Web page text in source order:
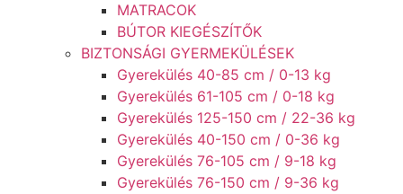
MATRACOK
BÚTOR KIEGÉSZÍTŐK
BIZTONSÁGI GYERMEKÜLÉSEK
Gyerekülés 40-85 cm / 0-13 kg
Gyerekülés 61-105 cm / 0-18 kg
Gyerekülés 125-150 cm / 22-36 kg
Gyerekülés 40-150 cm / 0-36 kg
Gyerekülés 76-105 cm / 9-18 kg
Gyerekülés 76-150 cm / 9-36 kg